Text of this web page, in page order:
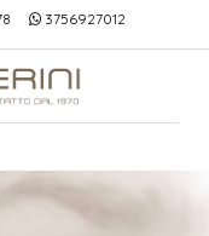
3756927012